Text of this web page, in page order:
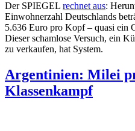
Der SPIEGEL rechnet aus:
Einwohnerzahl Deutschlands
5.636 Euro pro Kopf – quasi ein
Dieser schamlose Versuch, ein
zu verkaufen, hat System.
Argentinien: Milei
Klassenkampf